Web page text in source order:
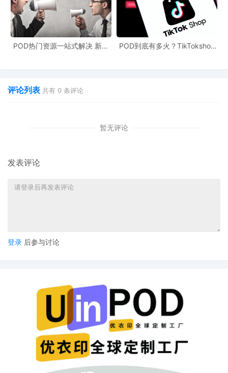
早在2024年5月24日就已申请，在2025年12月16日正式下证。可
爱的玩具鸭一直是市场上的畅销品类，但现在卖家们必须仔细核对
自己的产品是否与该专利设计相似。
2025年1月16日，同样在12月16日获批。对于美发个护用品卖家而
排查自己的商品，避免因侵权而遭受损失。
了全新的解决方案。POD跨境官网可以让卖家们轻松定制和销售自
己独特设计的产品，避免了因使用通用设计而可能产生的侵权问
题。同时，POD资源网站上丰富的设计资源和素材，能够为卖家提
供更多创意灵感，帮助打造具有差异性的商品。而且，一些免费
POD工具可以帮助卖家更高效地管理订单、处理设计和印刷等流
程，降低运营成本。
POD热门资源一站式解决 新手
POD到底有多火？TikTokshop
评论列表 共有 0 条评论
暂无评论
发表评论
登录 后参与讨论